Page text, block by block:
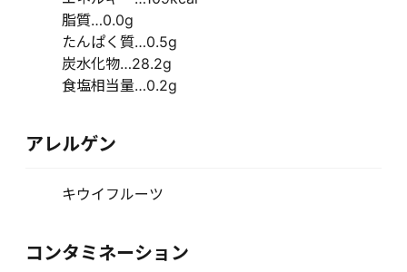
脂質…0.0g
たんぱく質…0.5g
炭水化物…28.2g
食塩相当量…0.2g
アレルゲン
キウイフルーツ
コンタミネーション